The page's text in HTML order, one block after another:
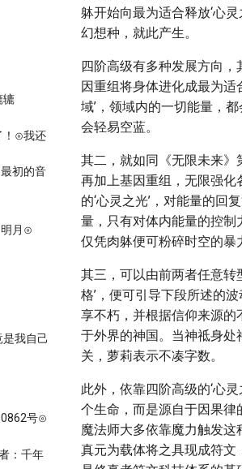
辘
！⊙我还
初的音
月⊙
我自己
号⊙
：千年
躰开始向最为适合释放‘心
幻想种，就此产生。
四阶高级有多种发展方向
因重组将身体进化成最为适
域’，领域内的一切能量，
会轻易空蓝。
其二，就如同《无限未来》
再加上基因重组，无限强
的‘心灵之光’，对能量的回
量，只有对体内能量的控制
仅凭肉躰便可粉碎时空的暴
其三，可以由前两者任意转
格’，便可引导下段所述的
享不朽，并根据信仰来源
于外界的神国。当神祗身处
关，萝莉表示不凑字数。
此外，依靠四阶高级的‘心
个生命，而是源自于因果律
魔法师大多依靠魔力触发
真元为载体将之具现成符